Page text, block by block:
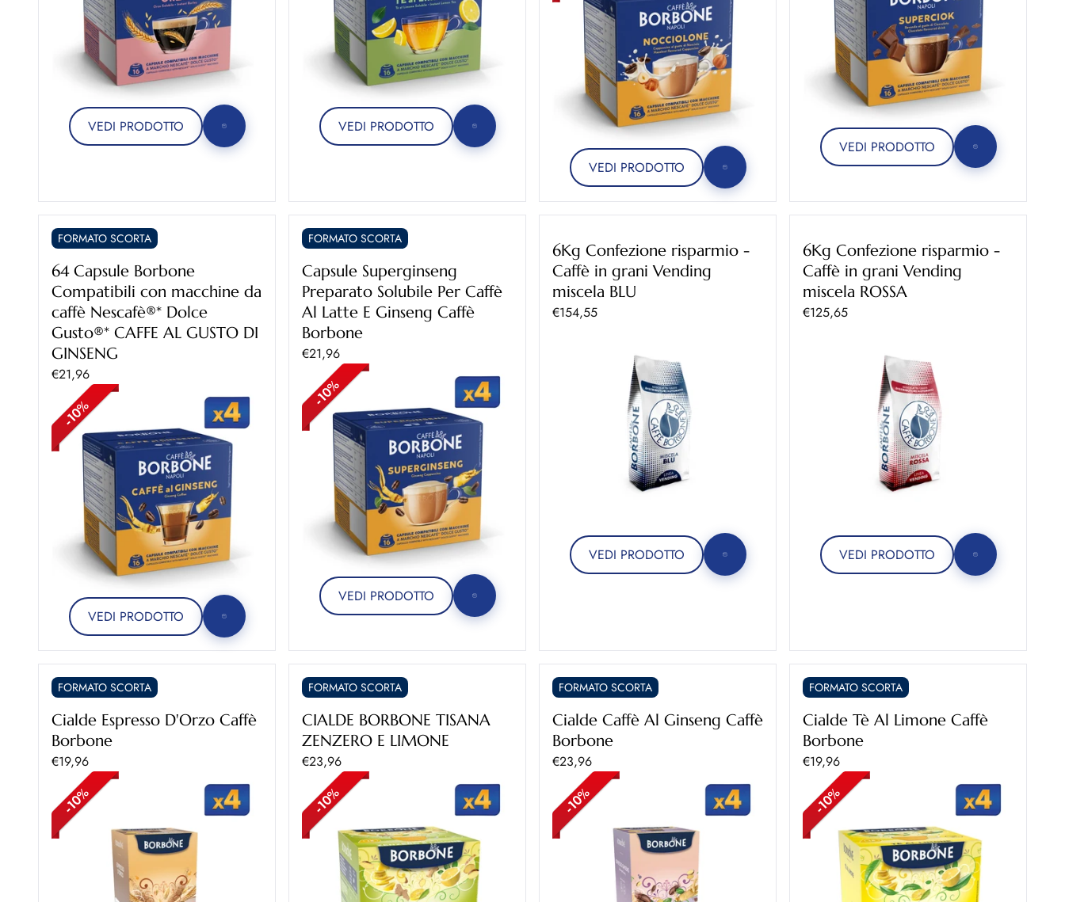
VEDI PRODOTTO VEDI PRODOTTO
VEDI PRODOTTO
VEDI PRODOTTO
FORMATO SCORTA
64 Capsule Borbone
Compatibili con macchine da
caffè Nescafè®* Dolce
Gusto®* CAFFE AL GUSTO DI
GINSENG
Prezzo scontato
€21,96
VEDI PRODOTTO
FORMATO SCORTA
Capsule Superginseng
Preparato Solubile Per Caffè
Al Latte E Ginseng Caffè
Borbone
Prezzo scontato
€21,96
VEDI PRODOTTO
6Kg Confezione risparmio -
Caffè in grani Vending
miscela BLU
Prezzo scontato
€154,55
VEDI PRODOTTO
6Kg Confezione risparmio -
Caffè in grani Vending
miscela ROSSA
Prezzo scontato
€125,65
VEDI PRODOTTO
FORMATO SCORTA
Cialde Espresso D'Orzo Caffè
Borbone
Prezzo scontato
€19,96
FORMATO SCORTA
CIALDE BORBONE TISANA
ZENZERO E LIMONE
Prezzo scontato
€23,96
FORMATO SCORTA
Cialde Caffè Al Ginseng Caffè
Borbone
Prezzo scontato
€23,96
FORMATO SCORTA
Cialde Tè Al Limone Caffè
Borbone
Prezzo scontato
€19,96